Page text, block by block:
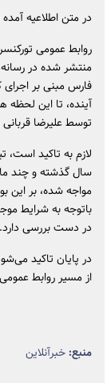
در متن اطلاعیه
روابط عمومی
منتشر شده در
فارس مبنی بر
آینده، تا این لحظه
توسط علیرضا
لازم به تاکید است،
سال گذشته و چند
مواجه شده، بر این
باتوجه به شرایط
در دست بررسی دارد.
در پایان تاکید
از مسیر روابط
منبع:خبرآنلاین